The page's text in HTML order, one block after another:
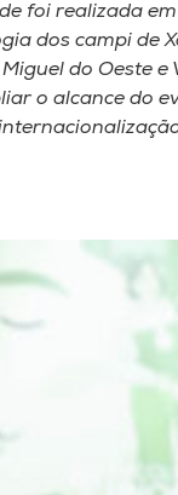
foi realizada
dos campi de
do Oeste e
o alcance do